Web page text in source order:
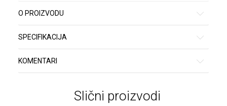
O PROIZVODU
SPECIFIKACIJA
KOMENTARI
Slični proizvodi